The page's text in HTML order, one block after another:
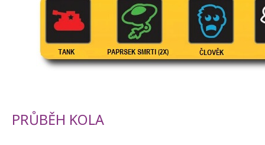
PRŮBĚH KOLA